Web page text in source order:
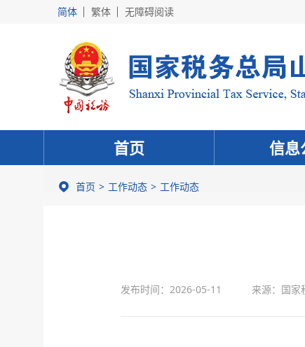
简体 繁体 无障碍阅读
首页 信息
首页 工作动态 工作动态
发布时间：2026-05-11 来源：国家